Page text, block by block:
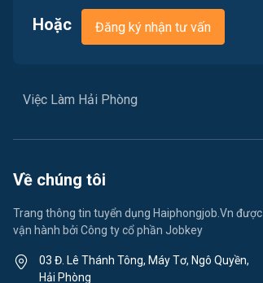
Hoặc Đăng ký nhận tư vấn
Việc Làm Hải Phòng
Về chúng tôi
Trang thông tin tuyển dụng Haiphongjob.Vn được
vận hành bởi Công ty cổ phần Jobkey
03 Đ. Lê Thánh Tông, Máy Tơ, Ngô Quyền,
Hải Phòng